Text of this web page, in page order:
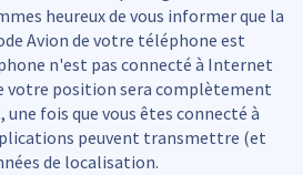
heureux de vous informer que la
Avion de votre téléphone est
n'est pas connecté à Internet
votre position sera complètement
fois que vous êtes connecté à
peuvent transmettre (et
de localisation.